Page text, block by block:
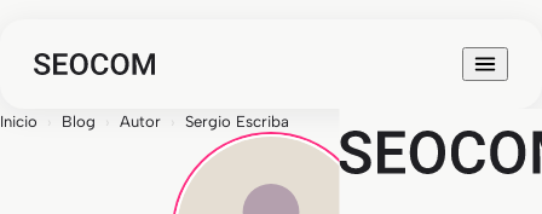
Inicio › Blog › Autor › Sergio Escriba